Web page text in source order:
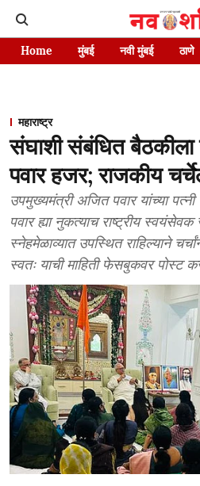
Home मुंबई नवी मुंबई ठाणे
महाराष्ट्र
संघाशी संबंधित
पवार हजर; राजकीय
उपमुख्यमंत्री अजित पवार यांच्या
पवार ह्या नुकत्याच राष्ट्रीय
स्नेहमेळाव्यात उपस्थित राहिल्याने
स्वतः याची माहिती फेसबुकवर पोस्ट